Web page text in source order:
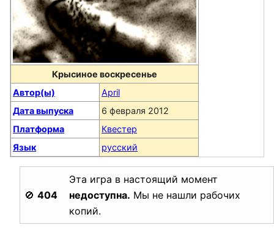
Крысиное воскресенье
Автор(ы)
April
Дата выпуска
6 февраля 2012
Платформа
Квестер
Язык
русский
🚫 404
Эта игра в настоящий момент
недоступна. Мы не нашли рабочих
копий.